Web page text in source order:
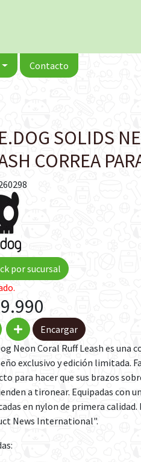
Contacto
SOLIDS
CORREA
por sucursal
Encargar
Neon Coral Ruff Leash es
exclusivo y edición limitada.
para hacer que sus brazos
a tironear. Equipadas con
en nylon de primera
News International".